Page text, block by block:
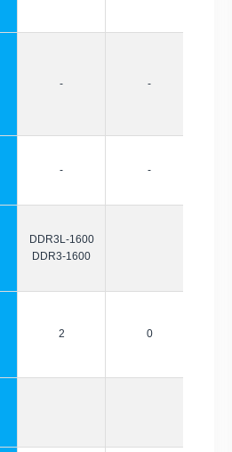
- -
- -
DDR3L-1600
DDR3-1600
2 0